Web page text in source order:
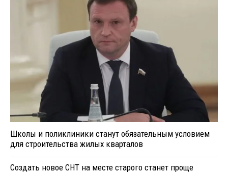
Школы и поликлиники станут обязательным условием
для строительства жилых кварталов
Создать новое СНТ на месте старого станет проще